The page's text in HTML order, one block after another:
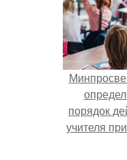
порядок
учителя